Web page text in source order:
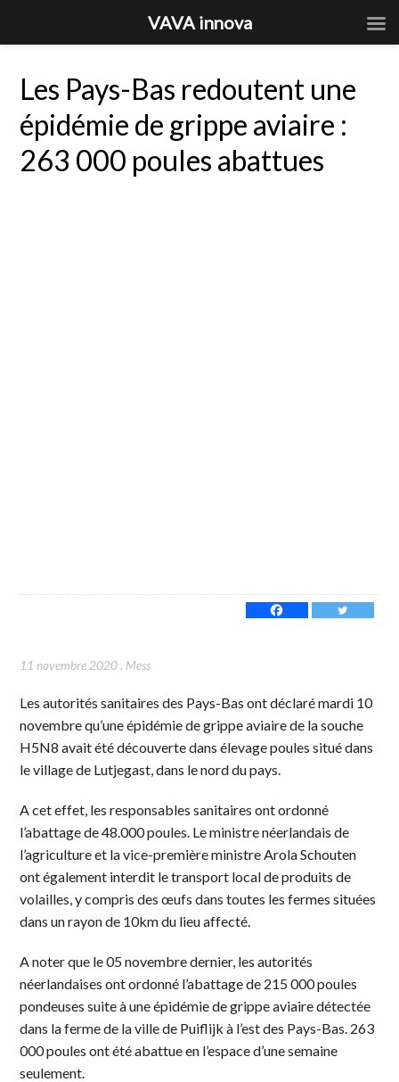
Les Pays-Bas redoutent une
épidémie de grippe aviaire :
263 000 poules abattues
11 novembre 2020, Mess
Les autorités sanitaires des Pays-Bas ont déclaré mardi 10
novembre qu’une épidémie de grippe aviaire de la souche
H5N8 avait été découverte dans élevage poules situé dans
le village de Lutjegast, dans le nord du pays.
A cet effet, les responsables sanitaires ont ordonné
l’abattage de 48.000 poules. Le ministre néerlandais de
l’agriculture et la vice-première ministre Arola Schouten
ont également interdit le transport local de produits de
volailles, y compris des œufs dans toutes les fermes situées
dans un rayon de 10km du lieu affecté.
A noter que le 05 novembre dernier, les autorités
néerlandaises ont ordonné l’abattage de 215 000 poules
pondeuses suite à une épidémie de grippe aviaire détectée
dans la ferme de la ville de Puiflijk à l’est des Pays-Bas. 263
000 poules ont été abattue en l’espace d’une semaine
seulement.
VAVA innova